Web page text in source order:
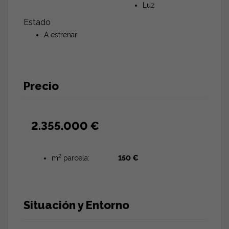
Estado
A estrenar
Luz
Precio
2.355.000 €
m2 parcela: 150 €
Situación y Entorno